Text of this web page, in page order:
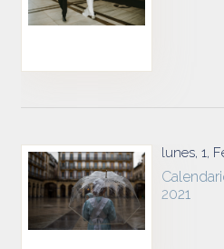
lunes, 1,
2021